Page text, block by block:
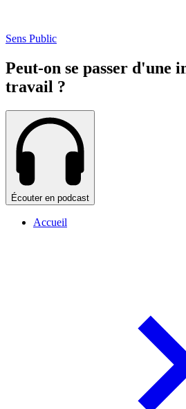
Sens Public
Peut-on se passer d'une
travail ?
Écouter en podcast
Accueil